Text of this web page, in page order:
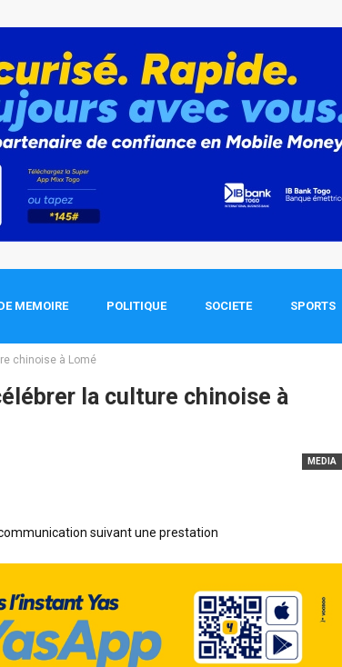
MEMOIRE POLITIQUE SOCIETE SPORTS
chinoise à Lomé
la culture chinoise à
MEDIA
suivant une prestation